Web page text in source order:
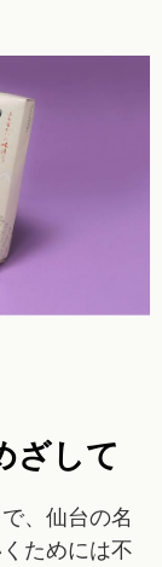
ざして
、仙台の名
ためには不